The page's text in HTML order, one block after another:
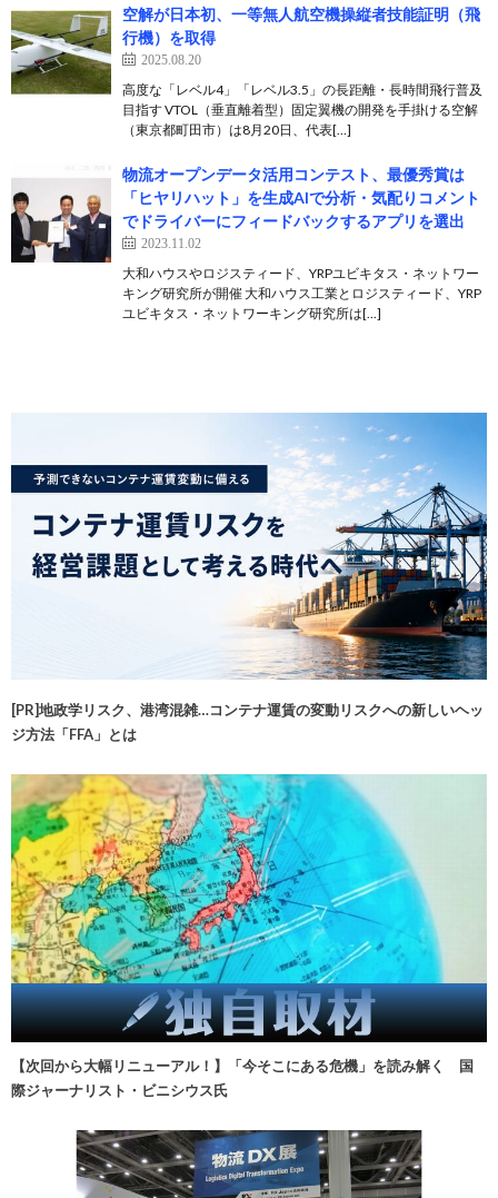
空解が日本初、一等無人航空機操縦者技能証明（飛
行機）を取得
2025.08.20
高度な「レベル4」「レベル3.5」の長距離・長時間飛行普及
目指す VTOL（垂直離着型）固定翼機の開発を手掛ける空解
（東京都町田市）は8月20日、代表[…]
物流オープンデータ活用コンテスト、最優秀賞は
「ヒヤリハット」を生成AIで分析・気配りコメント
でドライバーにフィードバックするアプリを選出
2023.11.02
大和ハウスやロジスティード、YRPユビキタス・ネットワー
キング研究所が開催 大和ハウス工業とロジスティード、YRP
ユビキタス・ネットワーキング研究所は[…]
[PR]地政学リスク、港湾混雑…コンテナ運賃の変動リスクへの新しいヘッ
ジ方法「FFA」とは
【次回から大幅リニューアル！】「今そこにある危機」を読み解く 国
際ジャーナリスト・ビニシウス氏